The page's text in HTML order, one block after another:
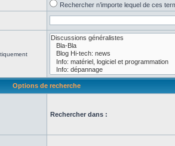
Rechercher n’importe lequel de ces
Options de recherche
Rechercher dans :